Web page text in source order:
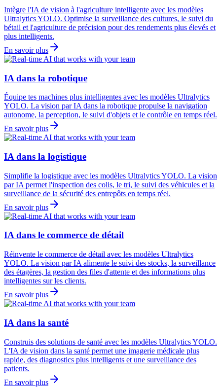
Intègre l'IA de vision à l'agriculture intelligente avec les modèles
Ultralytics YOLO. Optimise la surveillance des cultures, le suivi du
bétail et l'agriculture de précision pour des rendements plus élevés et
plus intelligents.
En savoir plus
IA dans la robotique
Équipe tes machines plus intelligentes avec les modèles Ultralytics
YOLO. La vision par IA dans la robotique propulse la navigation
autonome, la perception, le suivi d'objets et le contrôle en temps réel.
En savoir plus
IA dans la logistique
Simplifie la logistique avec les modèles Ultralytics YOLO. La vision
par IA permet l'inspection des colis, le tri, le suivi des véhicules et la
surveillance de la sécurité des entrepôts en temps réel.
En savoir plus
IA dans le commerce de détail
Réinvente le commerce de détail avec les modèles Ultralytics
YOLO. La vision par IA alimente le suivi des stocks, la surveillance
des étagères, la gestion des files d'attente et des informations plus
intelligentes sur les clients.
En savoir plus
IA dans la santé
Construis des solutions de santé avec les modèles Ultralytics YOLO.
L'IA de vision dans la santé permet une imagerie médicale plus
rapide, des diagnostics plus intelligents et une surveillance des
patients.
En savoir plus